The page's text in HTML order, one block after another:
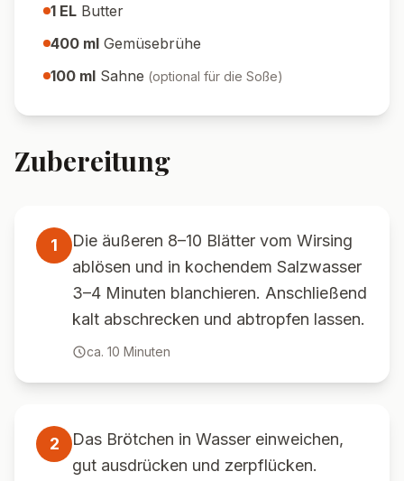
1 EL Butter
400 ml Gemüsebrühe
100 ml Sahne (optional für die Soße)
Zubereitung
1
Die äußeren 8–10 Blätter vom Wirsing
ablösen und in kochendem Salzwasser
3–4 Minuten blanchieren. Anschließend
kalt abschrecken und abtropfen lassen.
ca. 10 Minuten
2
Das Brötchen in Wasser einweichen,
gut ausdrücken und zerpflücken.